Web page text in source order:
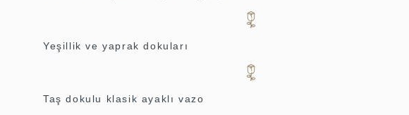
Yeşillik ve yaprak dokuları
Taş dokulu klasik ayaklı vazo